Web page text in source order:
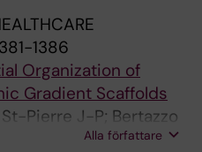
1386
Organization of
Gradient Scaffolds
Pierre J-P; Bertazzo
C; McCullen SD;
Alla författare